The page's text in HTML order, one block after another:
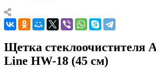
Щетка стеклоочистителя
Line HW-18 (45 см)